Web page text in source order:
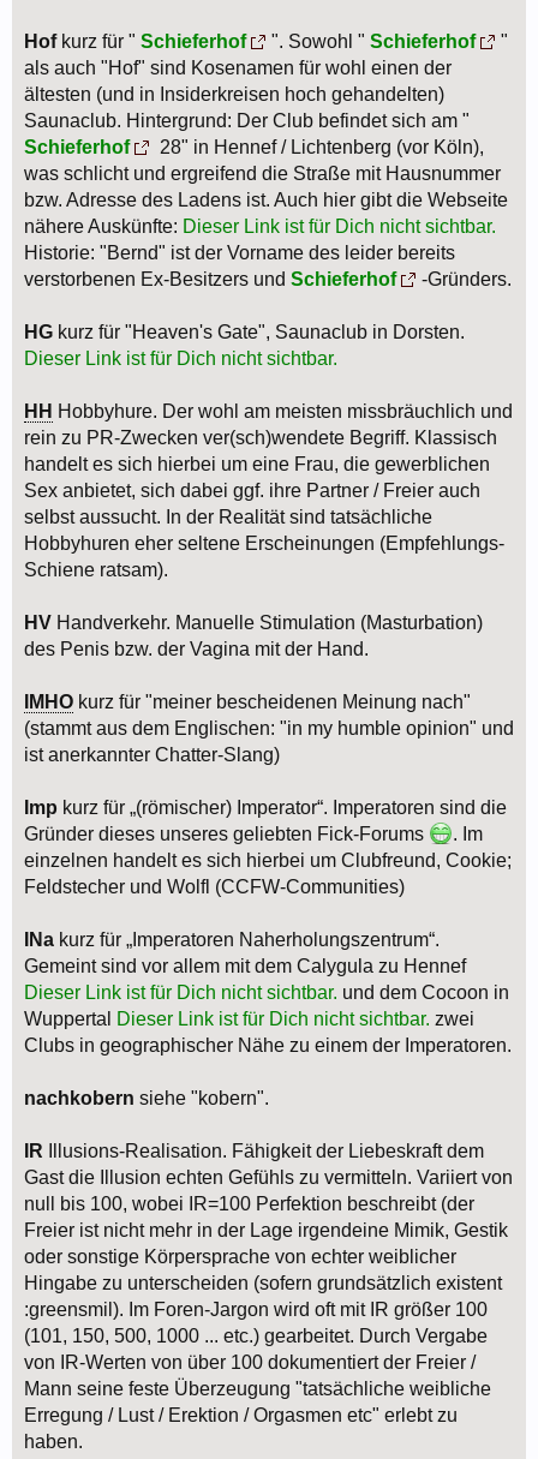
Hofkurz für " Schieferhof ". Sowohl " Schieferhof
"
als auch "Hof" sind Kosenamen für wohl einen der
ältesten (und in Insiderkreisen hoch gehandelten)
Saunaclub. Hintergrund: Der Club befindet sich am "
Schieferhof
28" in Hennef / Lichtenberg (vor Köln),
was schlicht und ergreifend die Straße mit Hausnummer
bzw. Adresse des Ladens ist. Auch hier gibt die Webseite
nähere Auskünfte: Dieser Link ist für Dich nicht sichtbar.
Historie: "Bernd" ist der Vorname des leider bereits
verstorbenen Ex-Besitzers und Schieferhof -Gründers.
HG kurz für "Heaven's Gate", Saunaclub in Dorsten.
Dieser Link ist für Dich nicht sichtbar.
HH Hobbyhure. Der wohl am meisten missbräuchlich und
rein zu PR-Zwecken ver(sch)wendete Begriff. Klassisch
handelt es sich hierbei um eine Frau, die gewerblichen
Sex anbietet, sich dabei ggf. ihre Partner / Freier auch
selbst aussucht. In der Realität sind tatsächliche
Hobbyhuren eher seltene Erscheinungen (Empfehlungs-
Schiene ratsam).
HV Handverkehr. Manuelle Stimulation (Masturbation)
des Penis bzw. der Vagina mit der Hand.
IMHO kurz für "meiner bescheidenen Meinung nach"
(stammt aus dem Englischen: "in my humble opinion" und
ist anerkannter Chatter-Slang)
Imp kurz für „(römischer) Imperator“. Imperatoren sind die
Gründer dieses unseres geliebten Fick-Forums
. Im
einzelnen handelt es sich hierbei um Clubfreund, Cookie;
Feldstecher und Wolfl (CCFW-Communities)
INa kurz für „Imperatoren Naherholungszentrum“.
Gemeint sind vor allem mit dem Calygula zu Hennef
Dieser Link ist für Dich nicht sichtbar. und dem Cocoon in
Wuppertal
Dieser Link ist für Dich nicht sichtbar. zwei
Clubs in geographischer Nähe zu einem der Imperatoren.
nachkobern siehe "kobern".
IR Illusions-Realisation. Fähigkeit der Liebeskraft dem
Gast die Illusion echten Gefühls zu vermitteln. Variiert von
null bis 100, wobei IR=100 Perfektion beschreibt (der
Freier ist nicht mehr in der Lage irgendeine Mimik, Gestik
oder sonstige Körpersprache von echter weiblicher
Hingabe zu unterscheiden (sofern grundsätzlich existent
:greensmil). Im Foren-Jargon wird oft mit IR größer 100
(101, 150, 500, 1000 ... etc.) gearbeitet. Durch Vergabe
von IR-Werten von über 100 dokumentiert der Freier /
Mann seine feste Überzeugung "tatsächliche weibliche
Erregung / Lust / Erektion / Orgasmen etc" erlebt zu
haben.